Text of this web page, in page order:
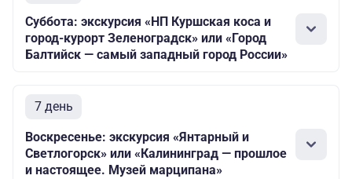
Суббота: экскурсия «НП Куршская коса и
город-курорт Зеленоградск» или «Город
Балтийск — самый западный город России»
7 день
Воскресенье: экскурсия «Янтарный и
Светлогорск» или «Калининград — прошлое
и настоящее. Музей марципана»